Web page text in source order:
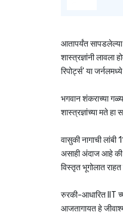
आतापर्यंत
शास्त्रज्ञांनी लावला
रिपोर्ट्स' या
भगवान शंकराच्या
शास्त्रज्ञांच्या मते
वासुकी नागाची
असाही अंदाज आहे की
विस्तृत भूगोलात राहत
रुरकी-आधारित IIT
आजतागायत हे